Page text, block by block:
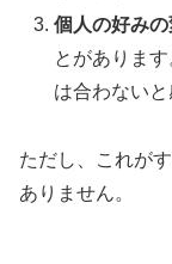
個人の好み
とがありま
は合わないと
ただし、これが
ありません。